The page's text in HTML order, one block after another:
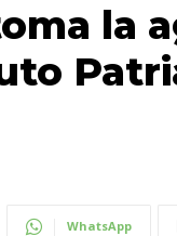
la
WhatsApp